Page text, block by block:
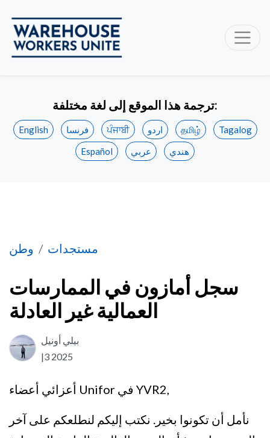
ترجمة هذا الموقع إلى لغة مختلفة:
English فرنسا ਪੰਜਾਬੀ اردو தமிழ்
Tagalog
Español
عربي هندي
وطن مستجدات
سجل أمازون في الممارسات العمالية غير العادلة
سجل أمازون في الممارسات
العمالية غير العادلة
بيلي أونيل
|3 2025
أعزائي أعضاء Unifor في YVR2,
نأمل أن تكونوا بخير. نكتب إليكم لنطلعكم على آخر